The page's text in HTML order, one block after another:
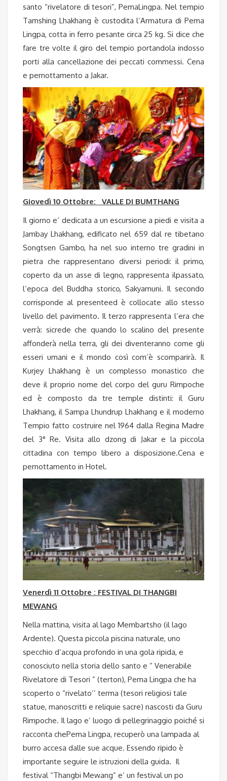
santo “rivelatore di tesori”, PemaLingpa. Nel tempio
Tamshing Lhakhang è custodita l’Armatura di Pema
Lingpa, cotta in ferro pesante circa 25 kg. Si dice che
fare tre volte il giro del tempio portandola indosso
porti alla cancellazione dei peccati commessi. Cena
e pernottamento a Jakar.
Giovedì 10 Ottobre: VALLE DI BUMTHANG
Il giorno e’ dedicata a un escursione a piedi e visita a
Jambay Lhakhang, edificato nel 659 dal re tibetano
Songtsen Gambo, ha nel suo interno tre gradini in
pietra che rappresentano diversi periodi: il primo,
coperto da un asse di legno, rappresenta ilpassato,
l’epoca del Buddha storico, Sakyamuni. Il secondo
corrisponde al presenteed è collocate allo stesso
livello del pavimento. Il terzo rappresenta l’era che
verrà: sicrede che quando lo scalino del presente
affonderà nella terra, gli dei diventeranno come gli
esseri umani e il mondo così com’è scomparirà. Il
Kurjey Lhakhang è un complesso monastico che
deve il proprio nome del corpo del guru Rimpoche
ed è composto da tre temple distinti: il Guru
Lhakhang, il Sampa Lhundrup Lhakhang e il moderno
Tempio fatto costruire nel 1964 dalla Regina Madre
del 3° Re. Visita allo dzong di Jakar e la piccola
cittadina con tempo libero a disposizione.Cena e
pernottamento in Hotel.
Venerdì 11 Ottobre : FESTIVAL DI THANGBI
MEWANG
Nella mattina, visita al lago Membartsho (il lago
Ardente). Questa piccola piscina naturale, uno
specchio d’acqua profondo in una gola ripida, e
conosciuto nella storia dello santo e ” Venerabile
Rivelatore di Tesori ” (terton), Pema Lingpa che ha
scoperto o “rivelato’’ terma (tesori religiosi tale
statue, manoscritti e reliquie sacre) nascosti da Guru
Rimpoche. Il lago e’ luogo di pellegrinaggio poiché si
racconta chePema Lingpa, recuperò una lampada al
burro accesa dalle sue acque. Essendo ripido è
importante seguire le istruzioni della guida. Il
festival “Thangbi Mewang” e’ un festival un po